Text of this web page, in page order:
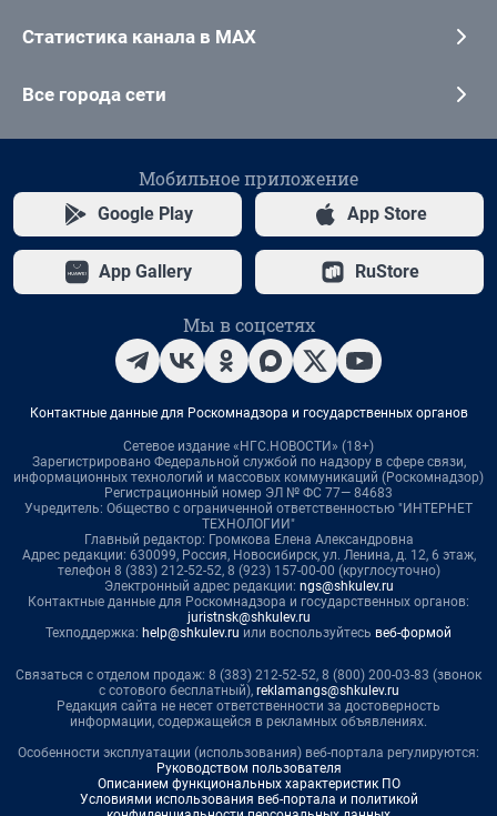
Статистика канала в MAX
Все города сети
Мобильное приложение
Google Play App Store
App Gallery RuStore
Мы в соцсетях
Контактные данные для Роскомнадзора и государственных органов
Сетевое издание «НГС.НОВОСТИ» (18+)
Зарегистрировано Федеральной службой по надзору в сфере связи,
информационных технологий и массовых коммуникаций (Роскомнадзор)
Регистрационный номер ЭЛ № ФС 77— 84683
Учредитель: Общество с ограниченной ответственностью "ИНТЕРНЕТ
ТЕХНОЛОГИИ"
Главный редактор: Громкова Елена Александровна
Адрес редакции: 630099, Россия, Новосибирск, ул. Ленина, д. 12, 6 этаж,
телефон 8 (383) 212-52-52, 8 (923) 157-00-00 (круглосуточно)
Электронный адрес редакции: ngs@shkulev.ru
Контактные данные для Роскомнадзора и государственных органов:
juristnsk@shkulev.ru
Техподдержка: help@shkulev.ru или воспользуйтесь веб-формой
Связаться с отделом продаж: 8 (383) 212-52-52, 8 (800) 200-03-83 (звонок
с сотового бесплатный), reklamangs@shkulev.ru
Редакция сайта не несет ответственности за достоверность
информации, содержащейся в рекламных объявлениях.
Особенности эксплуатации (использования) веб-портала регулируются:
Руководством пользователя
Описанием функциональных характеристик ПО
Условиями использования веб-портала и политикой